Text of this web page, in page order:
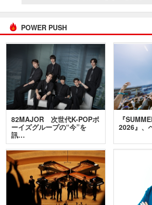
POWER PUSH
82MAJOR 次世代K-POPボ
ーイズグループの“今”を
訊…
『
2026』、